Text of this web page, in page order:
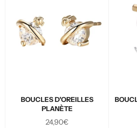
BOUCLES D'OREILLES
PLANÈTE
Prix
24,90€